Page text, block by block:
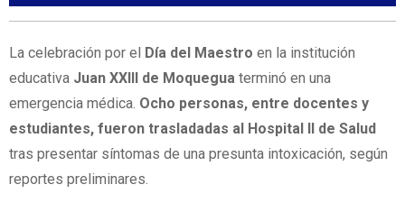
La celebración por el Día del Maestro en la institución
educativa Juan XXIII de Moquegua terminó en una
emergencia médica. Ocho personas, entre docentes y
estudiantes, fueron trasladadas al Hospital II de Salud
tras presentar síntomas de una presunta intoxicación, según
reportes preliminares.